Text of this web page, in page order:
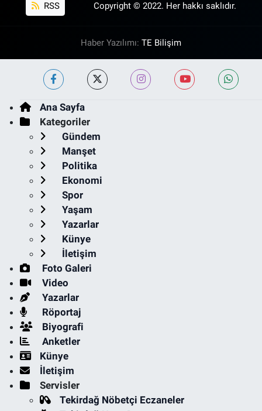
RSS Copyright © 2022. Her hakkı saklıdır.
Haber Yazılımı: TE Bilişim
Ana Sayfa
Kategoriler
Gündem
Manşet
Politika
Ekonomi
Spor
Yaşam
Yazarlar
Künye
İletişim
Foto Galeri
Video
Yazarlar
Röportaj
Biyografi
Anketler
Künye
İletişim
Servisler
Tekirdağ Nöbetçi Eczaneler